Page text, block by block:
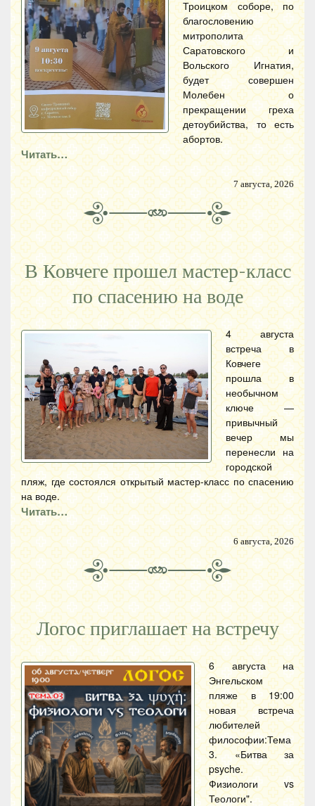
Троицком соборе, по
благословению
митрополита
Саратовского и
Вольского Игнатия,
будет совершен
Молебен о
прекращении греха
детоубийства, то есть
абортов.
Читать…
7 августа, 2026
В Ковчеге прошел мастер-класс
по спасению на воде
4 августа
встреча в
Ковчеге
прошла в
необычном
ключе —
привычный
вечер мы
перенесли на
городской
пляж, где состоялся открытый мастер-класс по спасению
на воде.
Читать…
6 августа, 2026
Логос приглашает на встречу
6 августа на
Энгельском
пляже в 19:00
новая встреча
любителей
философии:Тема
3. «Битва за
psyche.
Физиологи vs
Теологи".